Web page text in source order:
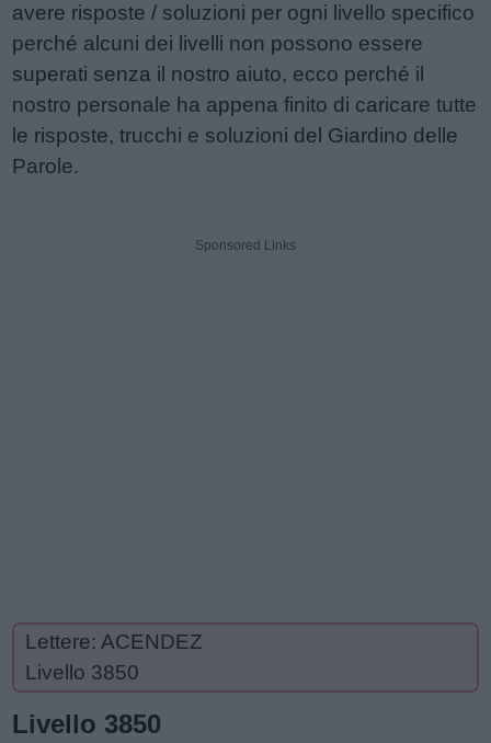
avere risposte / soluzioni per ogni livello specifico
perché alcuni dei livelli non possono essere
superati senza il nostro aiuto, ecco perché il
nostro personale ha appena finito di caricare tutte
le risposte, trucchi e soluzioni del Giardino delle
Parole.
Sponsored Links
Lettere: ACENDEZ
Livello 3850
Livello 3850